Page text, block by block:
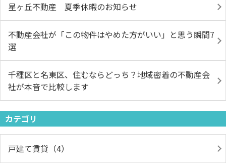
星ヶ丘不動産 夏季休暇のお知らせ
不動産会社が「この物件はやめた方がいい」と思う瞬間7
選
千種区と名東区、住むならどっち？地域密着の不動産会
社が本音で比較します
カテゴリ
戸建て賃貸（4）